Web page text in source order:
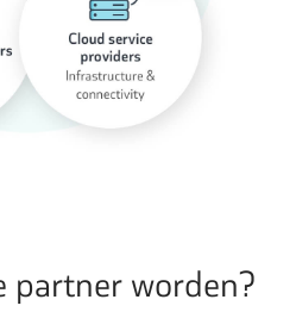
partner worden?